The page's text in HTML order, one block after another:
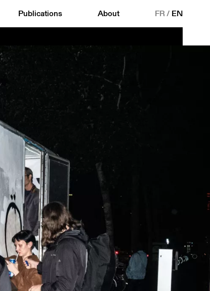
Publications About FR/ EN